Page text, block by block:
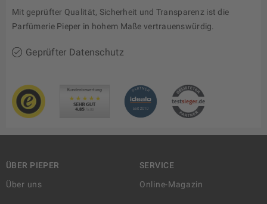
Mit geprüfter Qualität, Sicherheit und Transparenz ist die
Parfümerie Pieper in hohem Maße vertrauenswürdig.
Geprüfter Datenschutz
ÜBER PIEPER
Über uns
SERVICE
Online-Magazin